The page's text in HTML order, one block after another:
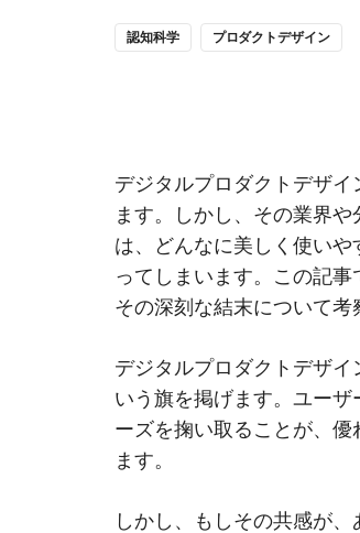
認知科学 プロダクトデザイン
デジタルプロダクトデザ
ます。しかし、その業界
は、どんなに美しく使い
ってしまいます。この記事
その深刻な結末について考
デジタルプロダクトデザ
いう旗を掲げます。ユー
ーズを掬い取ることが、
ます。
しかし、もしその共感が